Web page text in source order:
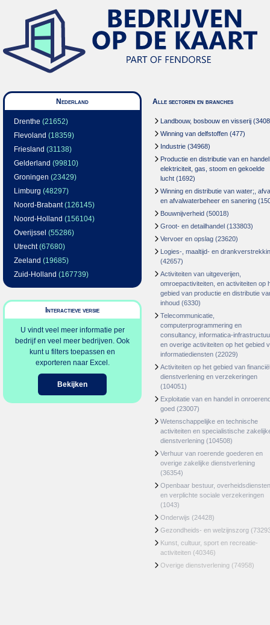
Nederland
Drenthe (21652)
Flevoland (18359)
Friesland (31138)
Gelderland (99810)
Groningen (23429)
Limburg (48297)
Noord-Brabant(126145)
Noord-Holland (156104)
Overijssel (55286)
Utrecht(67680)
Zeeland (19685)
Zuid-Holland (167739)
Interactieve versie
U vindt veel meer informatie per
bedrijf en veel meer bedrijven. Ook
kunt u filters toepassen en
exporteren naar Excel.
Bekijken
Alle sectoren en branches
Landbouw, bosbouw en visserij
Winning van delfstoffen (477)
Industrie (34968)
Productie en distributie van en
elektriciteit, gas, stoom en gekoelde
lucht (1692)
Winning en distributie van water;,
en afvalwaterbeheer en sanering
Bouwnijverheid (50018)
Groot- en detailhandel (133803)
Vervoer en opslag (23620)
Logies-, maaltijd- en
(42657)
Activiteiten van uitgeverijen,
omroepactiviteiten, en activiteiten op
gebied van productie en distributie
inhoud (6330)
Telecommunicatie,
computerprogrammering en
consultancy, informatica-
en overige activiteiten op het gebied
informatiediensten (22029)
Activiteiten op het gebied van
dienstverlening en verzekeringen
(104051)
Exploitatie van en handel in
goed (23007)
Wetenschappelijke en technische
activiteiten en specialistische
dienstverlening (104508)
Verhuur van roerende goederen en
overige zakelijke dienstverlening
(36354)
Openbaar bestuur, overheidsdiensten
en verplichte sociale verzekeringen
(1043)
Onderwijs (24428)
Gezondheids- en welzijnszorg
Kunst, cultuur, sport en recreatie-
activiteiten (40346)
Overige dienstverlening (74958)